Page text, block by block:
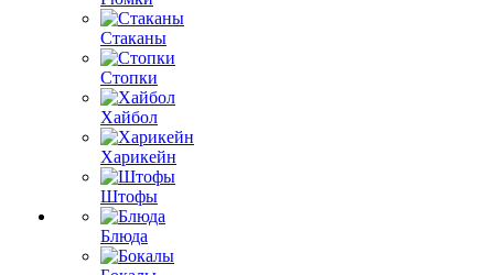
Стаканы
Стопки
Хайбол
Харикейн
Штофы
Блюда